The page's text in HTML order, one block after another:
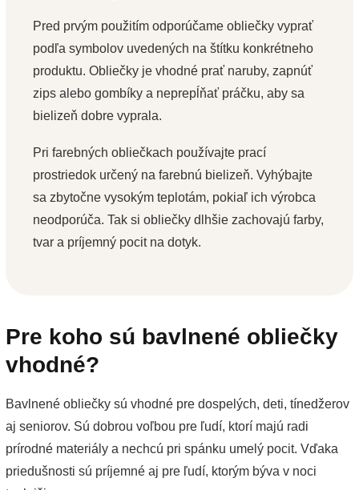
Pred prvým použitím odporúčame obliečky vyprať
podľa symbolov uvedených na štítku konkrétneho
produktu. Obliečky je vhodné prať naruby, zapnúť
zips alebo gombíky a neprepĺňať práčku, aby sa
bielizeň dobre vyprala.
Pri farebných obliečkach používajte prací
prostriedok určený na farebnú bielizeň. Vyhýbajte
sa zbytočne vysokým teplotám, pokiaľ ich výrobca
neodporúča. Tak si obliečky dlhšie zachovajú farby,
tvar a príjemný pocit na dotyk.
Pre koho sú bavlnené obliečky
vhodné?
Bavlnené obliečky sú vhodné pre dospelých, deti, tínedžerov
aj seniorov. Sú dobrou voľbou pre ľudí, ktorí majú radi
prírodné materiály a nechcú pri spánku umelý pocit. Vďaka
priedušnosti sú príjemné aj pre ľudí, ktorým býva v noci